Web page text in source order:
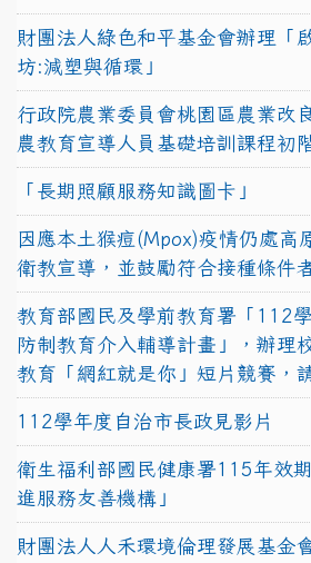
財團法人綠色和平基金會辦理「
坊:減塑與循環」
行政院農業委員會桃園區農業改
農教育宣導人員基礎培訓課程初
「長期照顧服務知識圖卡」
因應本土猴痘(Mpox)疫情仍處高
衛教宣導，並鼓勵符合接種條件
教育部國民及學前教育署「112
防制教育介入輔導計畫」，辦理
教育「網紅就是你」短片競賽，
112學年度自治市長政見影片
衛生福利部國民健康署115年效
進服務友善機構」
財團法人人禾環境倫理發展基金